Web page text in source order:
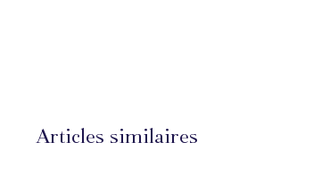
Articles similaires